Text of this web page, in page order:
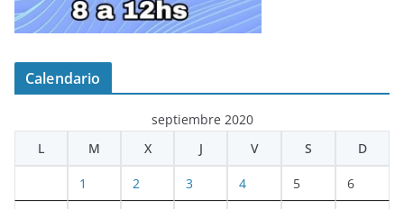
Calendario
septiembre 2020
L
M X J V S D
1 2 3 4 5 6